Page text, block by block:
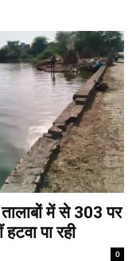
में से 303 पर
पा रही
0